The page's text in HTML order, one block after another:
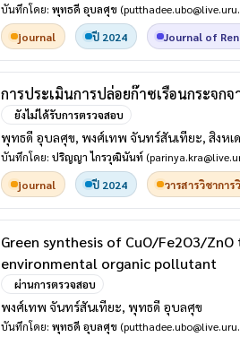
บันทึกโดย: พุทธดี อุบลศุข
journal
ปี 2024 Journal of
การประเมินการปล่อยก๊าซเรือนกระจ
ยังไม่ได้รับการตรวจสอบ
พุทธดี อุบลศุข, พงศ์เทพ จันทร์สันเทียะ, สิงหเ
บันทึกโดย: ปริญญา ไกรวุฒินันท์
journal
ปี 2024 วารสารวิชากา
Green synthesis of CuO/Fe2O3/
environmental organic pollutant
ผ่านการตรวจสอบ
พงศ์เทพ จันทร์สันเทียะ, พุทธดี อุบลศุข
บันทึกโดย: พุทธดี อุบลศุข